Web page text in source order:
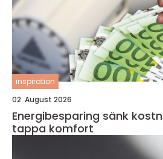
inspiration
02. August 2026
Energibesparing sänk kostnaderna utan att
tappa komfort